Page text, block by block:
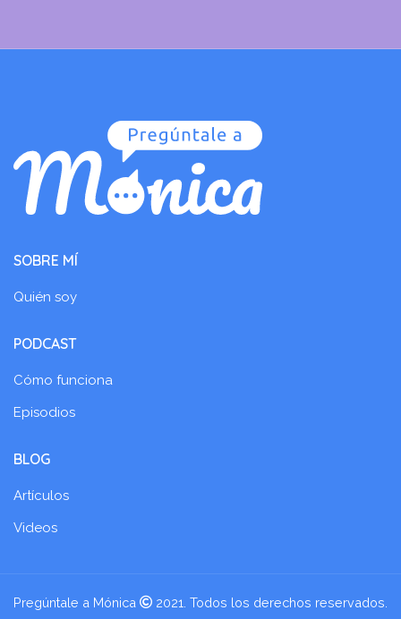
SOBRE MÍ
Quién soy
PODCAST
Cómo funciona
Episodios
BLOG
Artículos
Videos
Pregúntale a Mónica 2021. Todos los derechos reservados.